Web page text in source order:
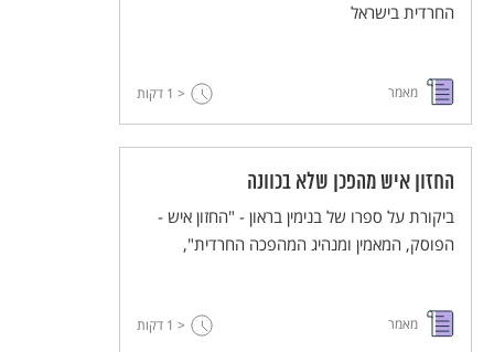
החרדית בישראל
מאמר < 1 דקות
החזון איש מהפכן שלא בכוונה
ביקורת על ספרו של בנימין בראון - "החזון איש -
הפוסק, המאמין ומנהיג המהפכה החרדית",
מאמר < 1 דקות